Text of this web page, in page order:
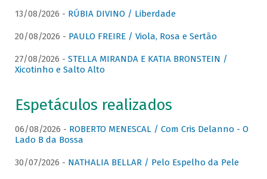
13/08/2026 - RÚBIA DIVINO / Liberdade
20/08/2026 - PAULO FREIRE / Viola, Rosa e Sertão
27/08/2026 - STELLA MIRANDA E KATIA BRONSTEIN /
Xicotinho e Salto Alto
Espetáculos realizados
06/08/2026 - ROBERTO MENESCAL / Com Cris Delanno - O
Lado B da Bossa
30/07/2026 - NATHALIA BELLAR / Pelo Espelho da Pele